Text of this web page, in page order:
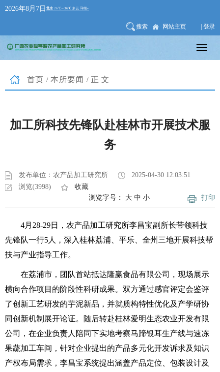
2026年8月7日
搜索 网站主页 | 登录
首页 / 本所要闻 /正文
加工所科技先锋队赴桂林市开展技术服
务
发布单位：农产品加工研究所
2025-04-30 12:03:51
浏览(3998)
收藏
打印
浏览字号： 大 中 小
4月 28-29日，农产品加工研究所李昌宝副所长带领科技
先锋队一行5人，深入桂林荔浦、平乐、全州三地开展科技帮
扶与产业指导工作。
在荔浦市，团队首站抵达隆赢食品有限公司，现场展示
横向合作项目的阶段性科研成果。双方通过感官评定会鉴评
了创新工艺研发的芋泥新品，并就质构特性优化及产学研协
同创新机制展开论证。随后转赴桂林爱明生态农业开发有限
公司，在企业负责人陪同下实地考察马蹄银耳生产线与速冻
果蔬加工车间，针对企业提出的产品多元化开发诉求及知识
产权布局需求，李昌宝系统提出涵盖产品定位、包装设计及